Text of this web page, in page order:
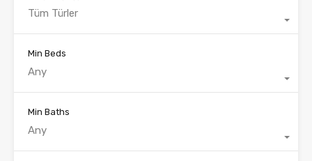
Tüm Türler
Min Beds
Any
Min Baths
Any